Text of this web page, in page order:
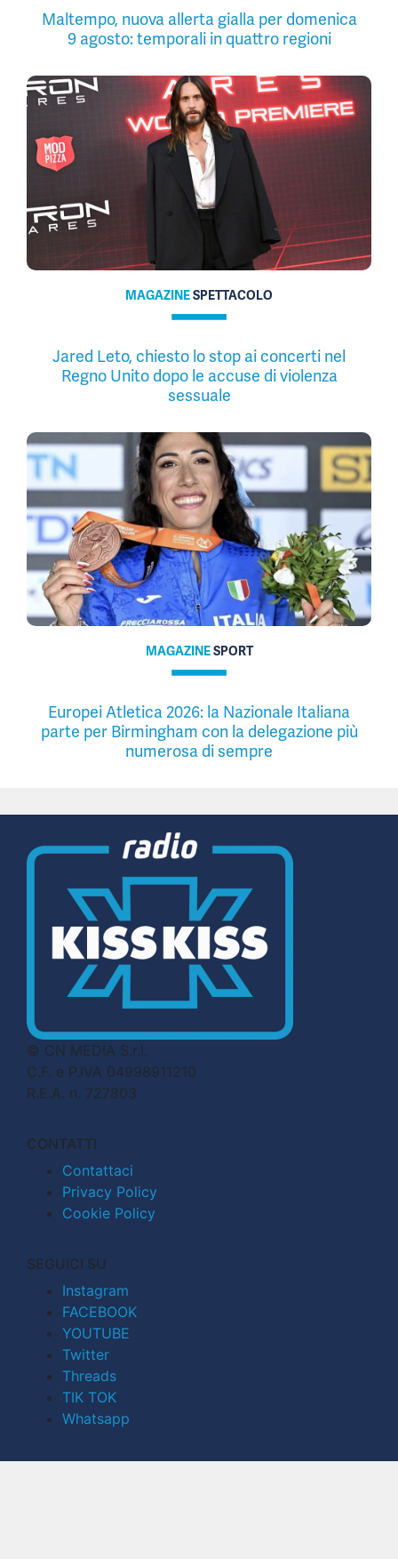
Maltempo, nuova allerta gialla per domenica
9 agosto: temporali in quattro regioni
MAGAZINESPETTACOLO
Jared Leto, chiesto lo stop ai concerti nel
Regno Unito dopo le accuse di violenza
sessuale
MAGAZINESPORT
Europei Atletica 2026: la Nazionale Italiana
parte per Birmingham con la delegazione più
numerosa di sempre
© CN MEDIA S.r.l.
C.F. e P.IVA 04998911210
R.E.A. n. 727803
CONTATTI
Contattaci
Privacy Policy
Cookie Policy
SEGUICI SU
Instagram
FACEBOOK
YOUTUBE
Twitter
Threads
TIK TOK
Whatsapp